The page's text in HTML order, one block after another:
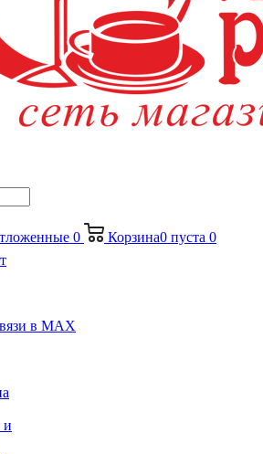
0 Корзина0 пуста 0
в МАХ
и